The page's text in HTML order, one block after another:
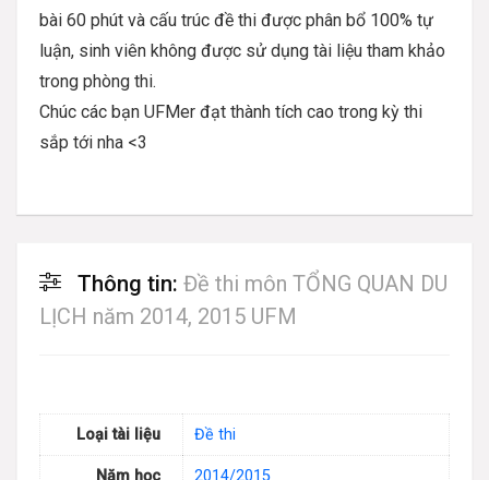
bài 60 phút và cấu trúc đề thi được phân bổ 100% tự
luận, sinh viên không được sử dụng tài liệu tham khảo
trong phòng thi.
Chúc các bạn UFMer đạt thành tích cao trong kỳ thi
sắp tới nha <3
Thông tin: Đề thi môn TỔNG QUAN DU
LỊCH năm 2014, 2015 UFM
Loại tài liệu Đề thi